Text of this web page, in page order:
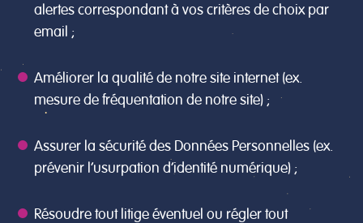
alertes correspondant à vos critères de choix par
email ;
Améliorer la qualité de notre site internet (ex.
mesure de fréquentation de notre site) ;
Assurer la sécurité des Données Personnelles (ex.
prévenir l’usurpation d’identité numérique) ;
Résoudre tout litige éventuel ou régler tout